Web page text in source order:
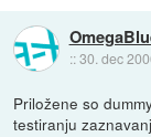
::30. dec
Priložene so
testiranju